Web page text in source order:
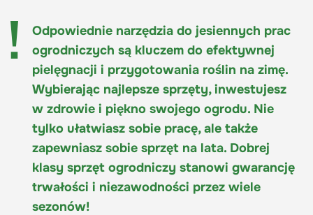
Odpowiednie narzędzia do jesiennych prac
ogrodniczych są kluczem do efektywnej
pielęgnacji i przygotowania roślin na zimę.
Wybierając najlepsze sprzęty, inwestujesz
w zdrowie i piękno swojego ogrodu. Nie
tylko ułatwiasz sobie pracę, ale także
zapewniasz sobie sprzęt na lata. Dobrej
klasy sprzęt ogrodniczy stanowi gwarancję
trwałości i niezawodności przez wiele
sezonów!